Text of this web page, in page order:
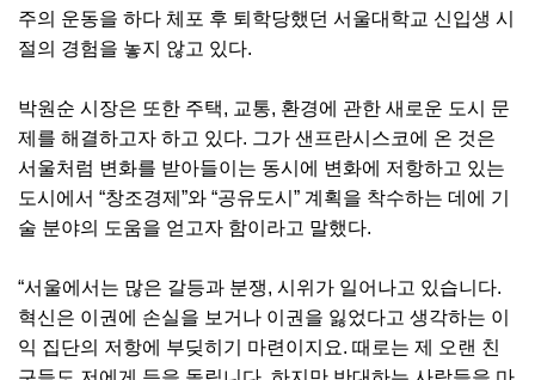
주의 운동을 하다 체포 후 퇴학당했던 서울대학교 신입생 시
절의 경험을 놓지 않고 있다.
박원순 시장은 또한 주택, 교통, 환경에 관한 새로운 도시 문
제를 해결하고자 하고 있다. 그가 샌프란시스코에 온 것은
서울처럼 변화를 받아들이는 동시에 변화에 저항하고 있는
도시에서 “창조경제”와 “공유도시” 계획을 착수하는 데에 기
술 분야의 도움을 얻고자 함이라고 말했다.
“서울에서는 많은 갈등과 분쟁, 시위가 일어나고 있습니다.
혁신은 이권에 손실을 보거나 이권을 잃었다고 생각하는 이
익 집단의 저항에 부딪히기 마련이지요. 때로는 제 오랜 친